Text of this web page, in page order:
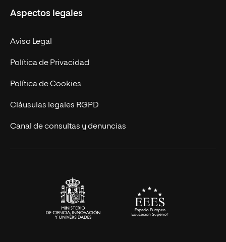
Doctorados
Experto Universitario
Postgrados
Cursos Universitarios
Facultades
Nuestro Equipo
Trabaja en UNIR
Actualidad
UNIR Revista
Eventos
Aspectos legales
Aviso Legal
Política de Privacidad
Política de Cookies
Cláusulas legales RGPD
Canal de consultas y denuncias